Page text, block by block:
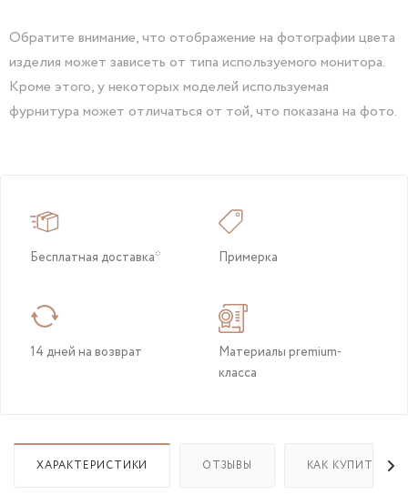
Обратите внимание, что отображение на фотографии цвета
изделия может зависеть от типа используемого монитора.
Кроме этого, у некоторых моделей используемая
фурнитура может отличаться от той, что показана на фото.
Бесплатная доставка* Примерка
14 дней на возврат
Материалы premium-
класса
ХАРАКТЕРИСТИКИ ОТЗЫВЫ КАК КУПИТЬ